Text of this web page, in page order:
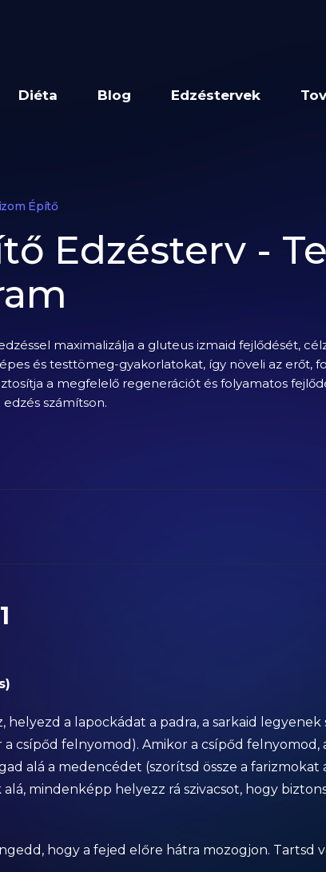
Diéta Blog Edzéstervek
Építő
Edzésterv -
maximalizálja a gluteus izmaid fejlődését,
és testtömeg-gyakorlatokat, így növeli az erőt,
a megfelelő regenerációt és folyamatos
számítson.
helyezd a lapockádat a padra, a sarkaid
csípőd felnyomod). Amikor a csípőd felnyomod,
alá a medencédet (szorítsd össze a
mindenképp helyezz rá szivacsot, hogy
hogy a fejed előre hátra mozogjon. Tartsd